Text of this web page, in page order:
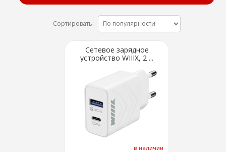
Сортировать:
Сетевое зарядное
устройство WIIIX, 2 ...
в наличии